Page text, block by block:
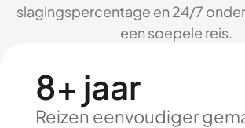
slagingspercentage en 24/7
een soepele reis.
8+ jaar
Reizen eenvoudiger